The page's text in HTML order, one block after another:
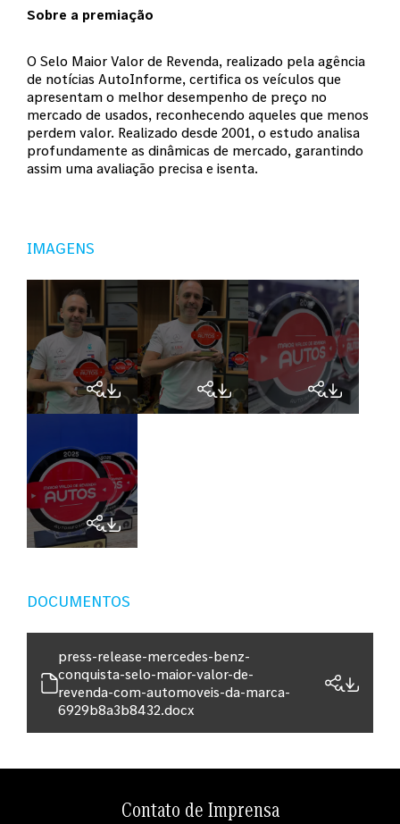
Sobre a premiação
O Selo Maior Valor de Revenda, realizado pela agência
de notícias AutoInforme, certifica os veículos que
apresentam o melhor desempenho de preço no
mercado de usados, reconhecendo aqueles que menos
perdem valor. Realizado desde 2001, o estudo analisa
profundamente as dinâmicas de mercado, garantindo
assim uma avaliação precisa e isenta.
IMAGENS
DOCUMENTOS
press-release-mercedes-benz-
conquista-selo-maior-valor-de-
revenda-com-automoveis-da-marca-
6929b8a3b8432.docx
Contato de Imprensa